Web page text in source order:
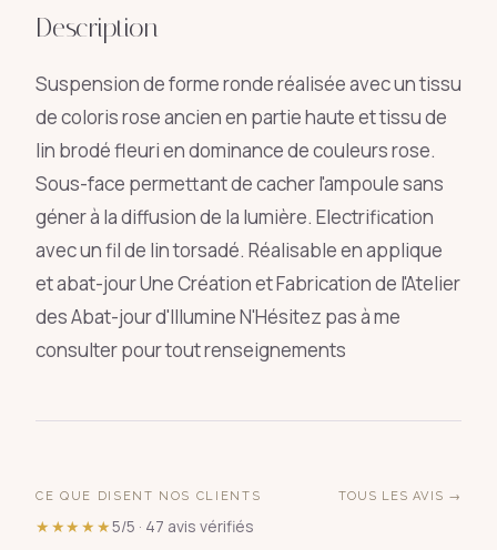
Description
Suspension de forme ronde réalisée avec un tissu
de coloris rose ancien en partie haute et tissu de
lin brodé fleuri en dominance de couleurs rose.
Sous-face permettant de cacher l'ampoule sans
géner à la diffusion de la lumière. Electrification
avec un fil de lin torsadé. Réalisable en applique
et abat-jour Une Création et Fabrication de l'Atelier
des Abat-jour d'Illumine N'Hésitez pas à me
consulter pour tout renseignements
CE QUE DISENT NOS CLIENTS
★★★★★5/5 · 47 avis vérifiés
TOUS LES AVIS →